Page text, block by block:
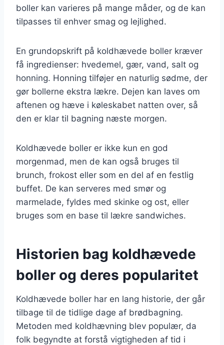
boller kan varieres på mange måder, og de kan
tilpasses til enhver smag og lejlighed.
En grundopskrift på koldhævede boller kræver
få ingredienser: hvedemel, gær, vand, salt og
honning. Honning tilføjer en naturlig sødme, der
gør bollerne ekstra lækre. Dejen kan laves om
aftenen og hæve i køleskabet natten over, så
den er klar til bagning næste morgen.
Koldhævede boller er ikke kun en god
morgenmad, men de kan også bruges til
brunch, frokost eller som en del af en festlig
buffet. De kan serveres med smør og
marmelade, fyldes med skinke og ost, eller
bruges som en base til lækre sandwiches.
Historien bag koldhævede
boller og deres popularitet
Koldhævede boller har en lang historie, der går
tilbage til de tidlige dage af brødbagning.
Metoden med koldhævning blev populær, da
folk begyndte at forstå vigtigheden af tid i